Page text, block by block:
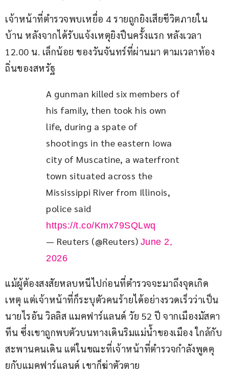
เจ้าหน้าที่ตำรวจพบเหยื่อ 4 รายถูกยิงเสียชีวิตภายใน
บ้าน หลังจากได้รับแจ้งเหตุยิงปืนครั้งแรก หลังเวลา
12.00 น. เล็กน้อย ของวันจันทร์ที่ผ่านมา ตามเวลาท้อง
ถิ่นของสหรัฐ
A gunman killed six members of
his family, then took his own
life, during a spate of
shootings in the eastern Iowa
city of Muscatine, a waterfront
town situated across the
Mississippi River from Illinois,
police said
https://t.co/Kmx79SQLwq
— Reuters (@Reuters) June 2,
2026
แม้ผู้ต้องสงสัยหลบหนีไปก่อนที่ตำรวจจะมาถึงจุดเกิด
เหตุ แต่เจ้าหน้าที่ก็ระบุตัวคนร้ายได้อย่างรวดเร็วว่าเป็น
นายไรอัน วิลลิส แมคฟาร์แลนด์ วัย 52 ปี จากเมืองมัสคา
ทีน ซึ่งเขาถูกพบตัวบนทางเดินริมแม่น้ำของเมือง ใกล้กับ
สะพานคนเดิน แต่ในขณะที่เจ้าหน้าที่ตำรวจกำลังพูดคุ
ยกับแมคฟาร์แลนด์ เขาก็ฆ่าตัวตาย